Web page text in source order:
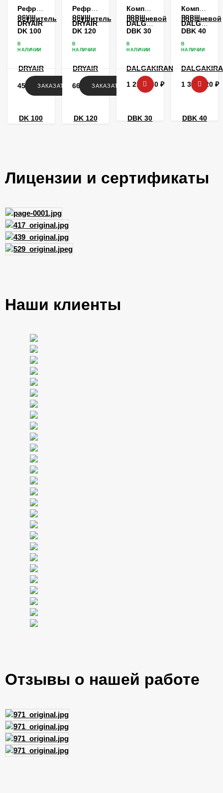
Рефрижераторный
осушитель
DRYAIR
DK 100
В
НАЛИЧИИ
456 936 ₽
ЗАКАЗАТЬ
Рефрижераторный
осушитель
DRYAIR
DK 120
В
НАЛИЧИИ
662 652 ₽
ЗАКАЗАТЬ
Компрессор
поршневой
DALGAKIRAN
DBK 30
В
НАЛИЧИИ
1 218 180 ₽
поршневой
DBK 40
В
НАЛИЧИИ
1 317 720 ₽
Лицензии и сертификаты
Наши клиенты
Отзывы о нашей работе